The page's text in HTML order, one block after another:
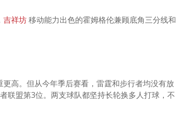
吉祥坊移动能力出色的霍姆格伦兼顾底角三分线和
高。但从今年季后赛看，雷霆和步行者均没有放
联盟第3位。两支球队都坚持长轮换多人打球，不